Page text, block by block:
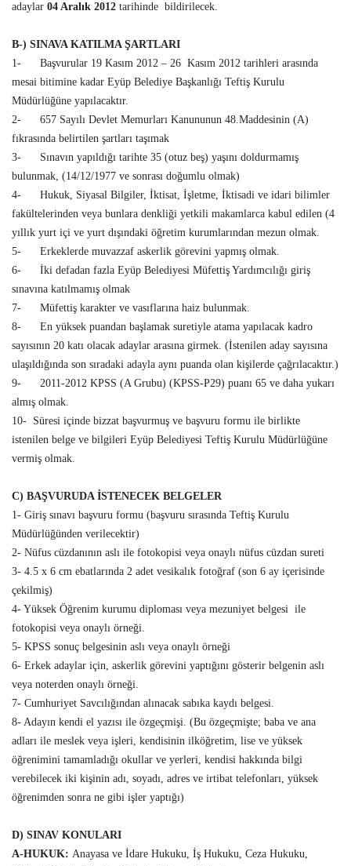
adaylar 04 Aralık 2012 tarihinde bildirilecek.
B-) SINAVA KATILMA ŞARTLARI
1- Başvurular 19 Kasım 2012 – 26 Kasım 2012 tarihleri arasında
mesai bitimine kadar Eyüp Belediye Başkanlığı Teftiş Kurulu
Müdürlüğüne yapılacaktır.
2- 657 Sayılı Devlet Memurları Kanununun 48.Maddesinin (A)
fıkrasında belirtilen şartları taşımak
3- Sınavın yapıldığı tarihte 35 (otuz beş) yaşını doldurmamış
bulunmak, (14/12/1977 ve sonrası doğumlu olmak)
4- Hukuk, Siyasal Bilgiler, İktisat, İşletme, İktisadi ve idari bilimler
fakültelerinden veya bunlara denkliği yetkili makamlarca kabul edilen (4
yıllık yurt içi ve yurt dışındaki öğretim kurumlarından mezun olmak.
5- Erkeklerde muvazzaf askerlik görevini yapmış olmak.
6- İki defadan fazla Eyüp Belediyesi Müfettiş Yardımcılığı giriş
sınavına katılmamış olmak
7- Müfettiş karakter ve vasıflarına haiz bulunmak.
8- En yüksek puandan başlamak suretiyle atama yapılacak kadro
sayısının 20 katı olacak adaylar arasına girmek. (İstenilen aday sayısına
ulaşıldığında son sıradaki adayla aynı puanda olan kişilerde çağrılacaktır.)
9- 2011-2012 KPSS (A Grubu) (KPSS-P29) puanı 65 ve daha yukarı
almış olmak.
10- Süresi içinde bizzat başvurmuş ve başvuru formu ile birlikte
istenilen belge ve bilgileri Eyüp Belediyesi Teftiş Kurulu Müdürlüğüne
vermiş olmak.
C) BAŞVURUDA İSTENECEK BELGELER
1- Giriş sınavı başvuru formu (başvuru sırasında Teftiş Kurulu
Müdürlüğünden verilecektir)
2- Nüfus cüzdanının aslı ile fotokopisi veya onaylı nüfus cüzdan sureti
3- 4.5 x 6 cm ebatlarında 2 adet vesikalık fotoğraf (son 6 ay içerisinde
çekilmiş)
4- Yüksek Öğrenim kurumu diploması veya mezuniyet belgesi ile
fotokopisi veya onaylı örneği.
5- KPSS sonuç belgesinin aslı veya onaylı örneği
6- Erkek adaylar için, askerlik görevini yaptığını gösterir belgenin aslı
veya noterden onaylı örneği.
7- Cumhuriyet Savcılığından alınacak sabıka kaydı belgesi.
8- Adayın kendi el yazısı ile özgeçmişi. (Bu özgeçmişte; baba ve ana
adları ile meslek veya işleri, kendisinin ilköğretim, lise ve yüksek
öğrenimini tamamladığı okullar ve yerleri, kendisi hakkında bilgi
verebilecek iki kişinin adı, soyadı, adres ve irtibat telefonları, yüksek
öğrenimden sonra ne gibi işler yaptığı)
D) SINAV KONULARI
A-HUKUK: Anayasa ve İdare Hukuku, İş Hukuku, Ceza Hukuku,